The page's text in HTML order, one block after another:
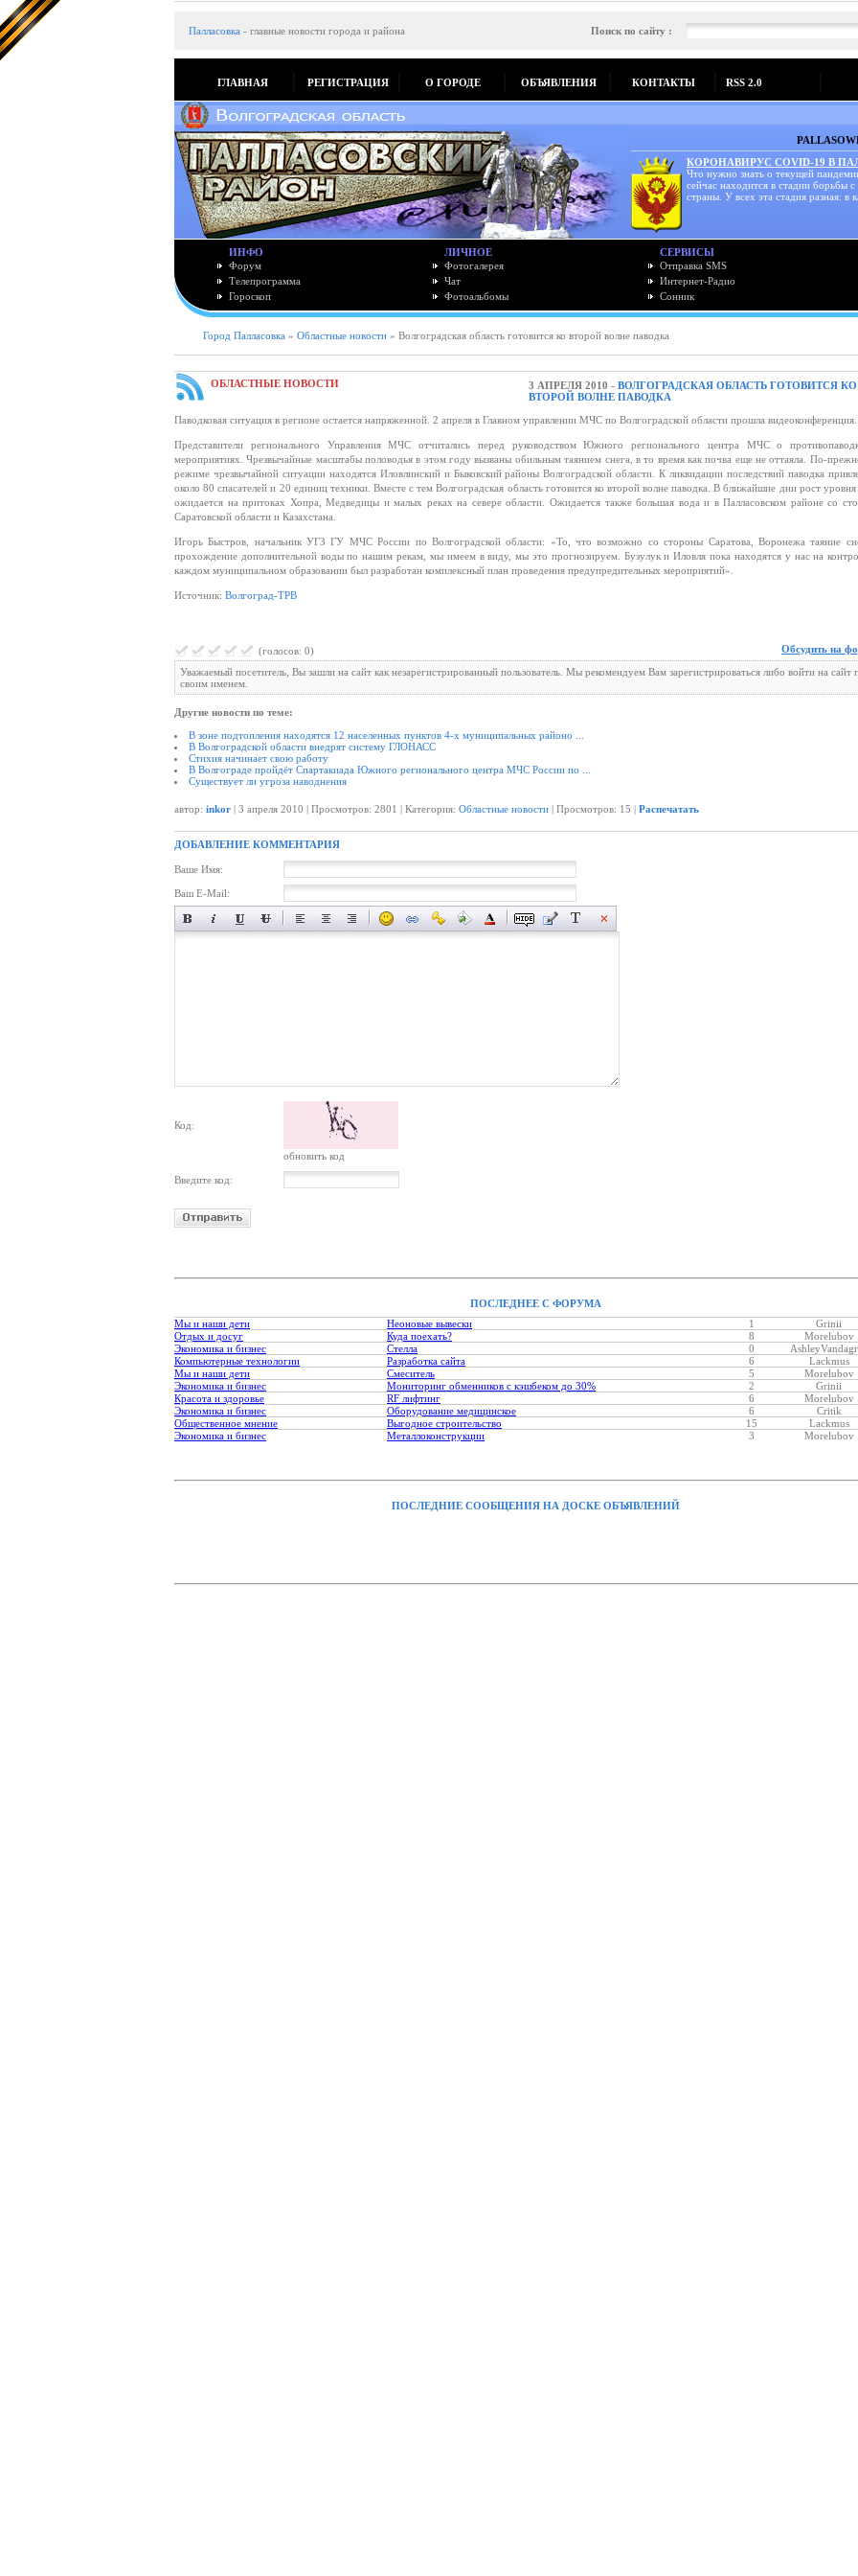
Палласовка - главные новости города и района Поиск по сайту :
ГЛАВНАЯ РЕГИСТРАЦИЯ О ГОРОДЕ ОБЪЯВЛЕНИЯ КОНТАКТЫ RSS 2.0
КОРОНАВИРУС COVID-19 В
Что нужно знать о текущей
сейчас находится в стадии борьбы
страны. У всех эта стадия разная: в
ИНФО
Форум
Телепрограмма
Гороскоп
ЛИЧНОЕ
Фотогалерея
Чат
Фотоальбомы
СЕРВИСЫ
Отправка SMS
Интернет-Радио
Сонник
Город Палласовка » Областные новости » Волгоградская область готовится ко второй волне паводка
ОБЛАСТНЫЕ НОВОСТИ 3 АПРЕЛЯ 2010 - ВОЛГОГРАДСКАЯ ОБЛАСТЬ ГОТОВИТСЯ КО
ВТОРОЙ ВОЛНЕ ПАВОДКА
Паводковая ситуация в регионе остается напряженной. 2 апреля в Главном управлении МЧС по Волгоградской области прошла видеоконференция.
Представители регионального Управления МЧС отчитались перед руководством Южного регионального центра МЧС о
мероприятиях. Чрезвычайные масштабы половодья в этом году вызваны обильным таянием снега, в то время как почва еще не оттаяла. По-
режиме чрезвычайной ситуации находятся Иловлинский и Быковский районы Волгоградской области. К ликвидации последствий паводка
около 80 спасателей и 20 единиц техники. Вместе с тем Волгоградская область готовится ко второй волне паводка. В ближайшие дни рост
ожидается на притоках Хопра, Медведицы и малых реках на севере области. Ожидается также большая вода и в Палласовском районе со
Саратовской области и Казахстана.
Игорь Быстров, начальник УГЗ ГУ МЧС России по Волгоградской области: «То, что возможно со стороны Саратова, Воронежа таяние
прохождение дополнительной воды по нашим рекам, мы имеем в виду, мы это прогнозируем. Бузулук и Иловля пока находятся у нас на
каждом муниципальном образовании был разработан комплексный план проведения предупредительных мероприятий».
Источник: Волгоград-ТРВ
(голосов: 0)
Обсудить на
Уважаемый посетитель, Вы зашли на сайт как незарегистрированный пользователь. Мы рекомендуем Вам зарегистрироваться либо войти на сайт
своим именем.
Другие новости по теме:
В зоне подтопления находятся 12 населенных пунктов 4-х муниципальных районо ...
В Волгоградской области внедрят систему ГЛОНАСС
Стихия начинает свою работу
В Волгограде пройдёт Спартакиада Южного регионального центра МЧС России по ...
Существует ли угроза наводнения
автор: inkor | 3 апреля 2010 | Просмотров: 2801 | Категория: Областные новости | Просмотров: 15 | Распечатать
ДОБАВЛЕНИЕ КОММЕНТАРИЯ
Ваше Имя:
Ваш E-Mail:
Код:
обновить код
Введите код:
ПОСЛЕДНЕЕ С ФОРУМА
Мы и наши дети
Неоновые вывески 1
Grinii
Отдых и досуг
Куда поехать? 8
Morelubov
Экономика и бизнес
Стелла 0
Компьютерные технологии
Разработка сайта 6
Lackmus
Мы и наши дети
Смеситель 5
Morelubov
Экономика и бизнес
Мониторинг обменников с кэшбеком до 30% 2
Grinii
Красота и здоровье
RF лифтинг 6
Morelubov
Экономика и бизнес
Оборудование медицинское 6
Critik
Общественное мнение
Выгодное строительство 15
Lackmus
Экономика и бизнес
Металлоконструкции 3 Morelubov
ПОСЛЕДНИЕ СООБЩЕНИЯ НА ДОСКЕ ОБЪЯВЛЕНИЙ